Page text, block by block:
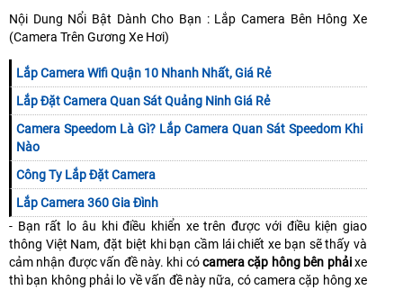
Nội Dung Nổi Bật Dành Cho Bạn : Lắp Camera Bên Hông Xe
(Camera Trên Gương Xe Hơi)
Lắp Camera Wifi Quận 10 Nhanh Nhất, Giá Rẻ
Lắp Đặt Camera Quan Sát Quảng Ninh Giá Rẻ
Camera Speedom Là Gì? Lắp Camera Quan Sát Speedom Khi
Nào
Công Ty Lắp Đặt Camera
Lắp Camera 360 Gia Đình
- Bạn rất lo âu khi điều khiển xe trên được với điều kiện giao
thông Việt Nam, đặt biệt khi bạn cầm lái chiết xe bạn sẽ thấy và
cảm nhận được vấn đề này. khi cócamera cặp hông bên phảixe
thì bạn không phải lo về vấn đề này nữa, có camera cặp hông xe